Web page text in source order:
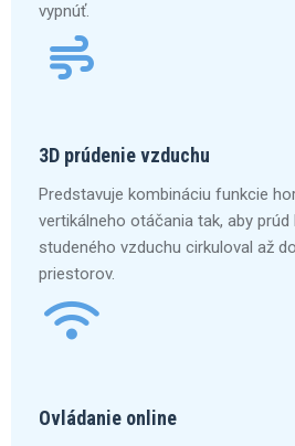
vypnúť.
3D prúdenie vzduchu
Predstavuje kombináciu funkcie
vertikálneho otáčania tak, aby
studeného vzduchu cirkuloval až
priestorov.
Ovládanie online